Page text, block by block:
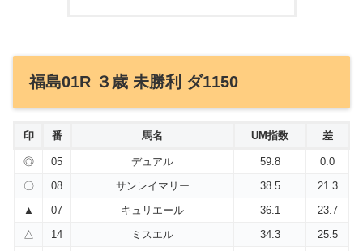
福島01R ３歳 未勝利 ダ1150
印 番 馬名 UM指数 差
◎ 05 デュアル 59.8
0.0
〇
08 サンレイマリー 38.5
21.3
▲
07 キュリエール 36.1
23.7
△
14 ミスエル 34.3
25.5